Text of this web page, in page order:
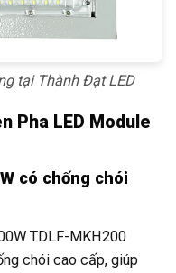
tại Thành Đạt LED
Pha LED Module
có chống chói
TDLF-MKH200
chói cao cấp, giúp